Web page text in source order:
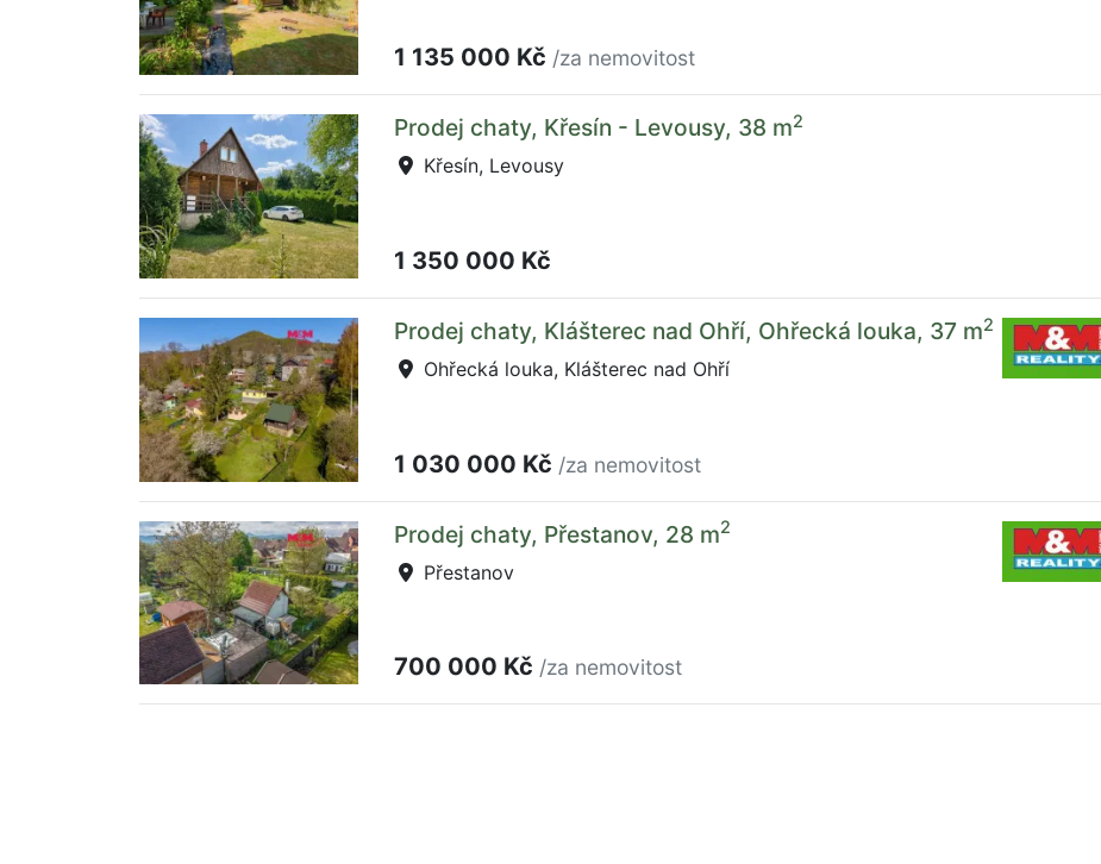
1 135 000 Kč /za nemovitost
Prodej chaty, Křesín - Levousy, 38 m2
Křesín, Levousy
1 350 000 Kč
Prodej chaty, Klášterec nad Ohří, Ohřecká louka, 37 m2
Ohřecká louka, Klášterec nad Ohří
1 030 000 Kč /za nemovitost
Prodej chaty, Přestanov, 28 m2
Přestanov
700 000 Kč /za nemovitost